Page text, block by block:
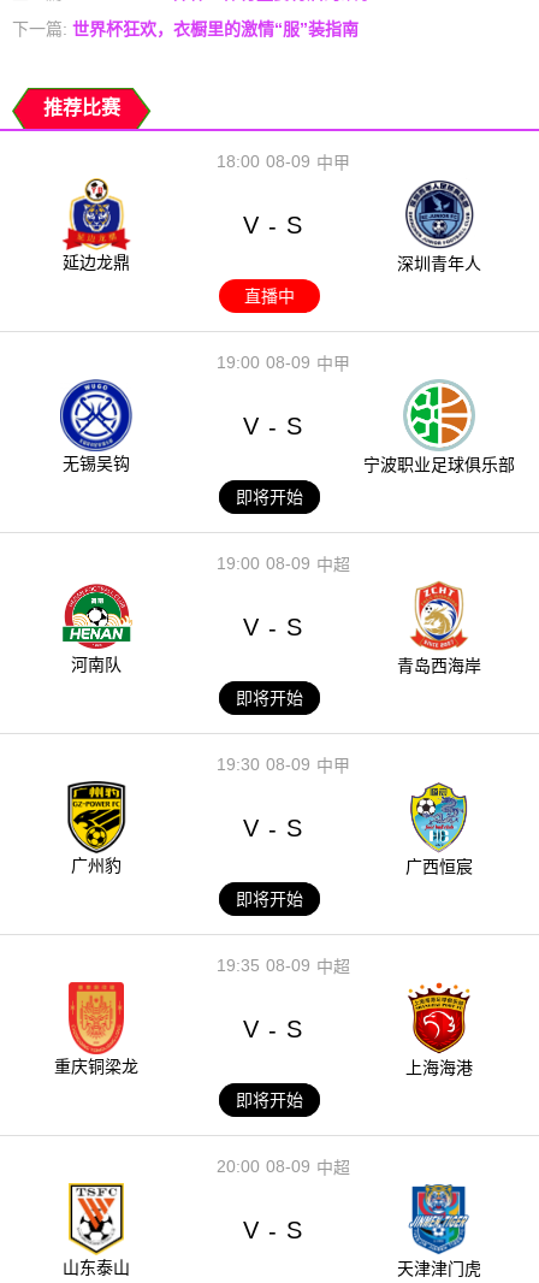
下一篇: 世界杯狂欢，衣橱里的激情“服”装指南
推荐比赛
08-09
18:00 中甲
延边龙鼎
V - S
深圳青年人
直播中
08-09
19:00 中甲
无锡吴钩
V - S
宁波职业足球俱乐部
即将开始
08-09
19:00 中超
河南队
V - S
青岛西海岸
即将开始
08-09
19:30 中甲
广州豹
V - S
广西恒宸
即将开始
08-09
19:35 中超
重庆铜梁龙
V - S
上海海港
即将开始
08-09
20:00 中超
山东泰山
V - S
天津津门虎